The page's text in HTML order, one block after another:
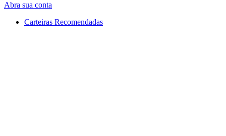
Abra sua conta
Carteiras Recomendadas